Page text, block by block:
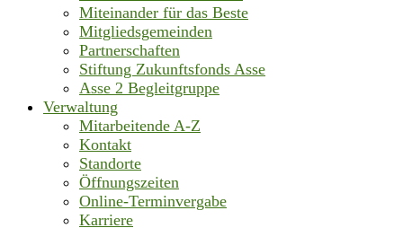
Miteinander für das Beste
Mitgliedsgemeinden
Partnerschaften
Stiftung Zukunftsfonds Asse
Asse 2 Begleitgruppe
Verwaltung
Mitarbeitende A-Z
Kontakt
Standorte
Öffnungszeiten
Online-Terminvergabe
Karriere